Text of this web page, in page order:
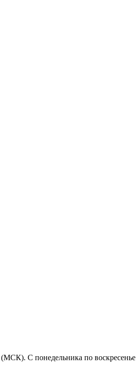
С понедельника по воскресенье